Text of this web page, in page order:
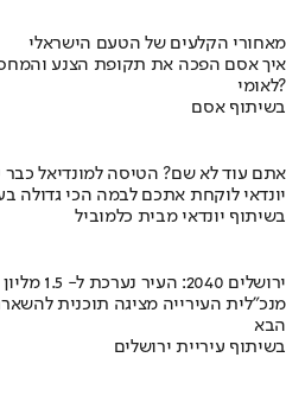
מאחורי הקלעים של הטעם הישראלי
לאומי?
בשיתוף אסם
אתם עוד לא שם? הטיסה למונדיאל כבר
יונדאי לוקחת אתכם לבמה הכי גדולה
בשיתוף יונדאי מבית כלמוביל
ירושלים 2040: העיר נערכת ל- 1.5 מליון תושבים
מנכ"לית העירייה מציגה תוכנית
הבא
בשיתוף עיריית ירושלים